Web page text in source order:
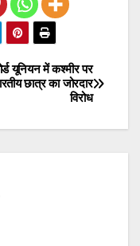
यूनियन में कश्मीर पर
छात्र का जोरदार
विरोध